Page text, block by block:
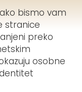
bismo vam
stranice
preko
osobne